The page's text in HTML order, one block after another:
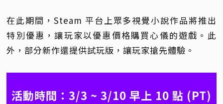
在此期間，Steam 平台上眾多視覺小說作品將推出
特別優惠，讓玩家以優惠價格購買心儀的遊戲。此
外，部分新作還提供試玩版，讓玩家搶先體驗。
活動時間：3/3 ~ 3/10 早上 10 點 (PT)